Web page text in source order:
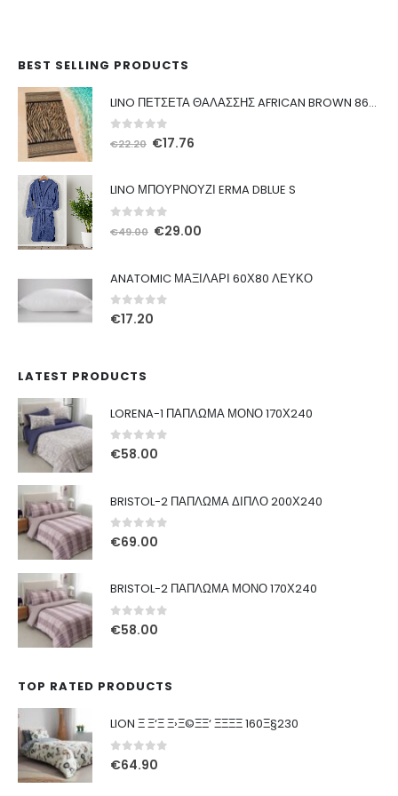
BEST SELLING PRODUCTS
LINO ΠΕΤΣΕΤΑ ΘΑΛΑΣΣΗΣ AFRICAN BROWN 86X160
out of 5
€22.20 Original
€17.76
LINO ΜΠΟΥΡΝΟΥΖΙ ERMA DBLUE S
out of 5
€49.00 Original
€29.00
ANATOMIC ΜΑΞΙΛΑΡΙ 60Χ80 ΛΕΥΚΟ
0out of 5
€17.20
LATEST PRODUCTS
LORENA-1 ΠΑΠΛΩΜΑ ΜΟΝΟ 170Χ240
0out of 5
€58.00
BRISTOL-2 ΠΑΠΛΩΜΑ ΔΙΠΛΟ 200Χ240
0out of 5
€69.00
BRISTOL-2 ΠΑΠΛΩΜΑ ΜΟΝΟ 170Χ240
0out of 5
€58.00
TOP RATED PRODUCTS
LION Ξ Ξ‘Ξ Ξ›Ξ©ΞΞ‘ ΞΞΞΞ 160Ξ§230
0out of 5
€64.90